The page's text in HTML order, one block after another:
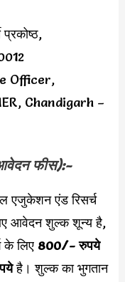
प्रकोष्ठ,
Officer,
Chandigarh –
फीस):-
एजुकेशन एंड रिसर्च
आवेदन शुल्क शून्य है,
के लिए800/- रुपये
है। शुल्क का भुगतान